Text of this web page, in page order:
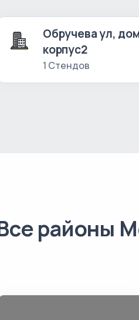
Обручева ул,
корпус2
1 Стендов
районы